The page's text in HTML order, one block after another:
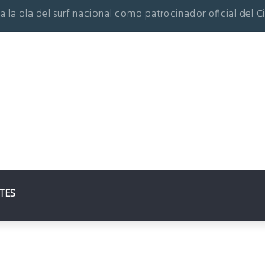
para un descanso reparador